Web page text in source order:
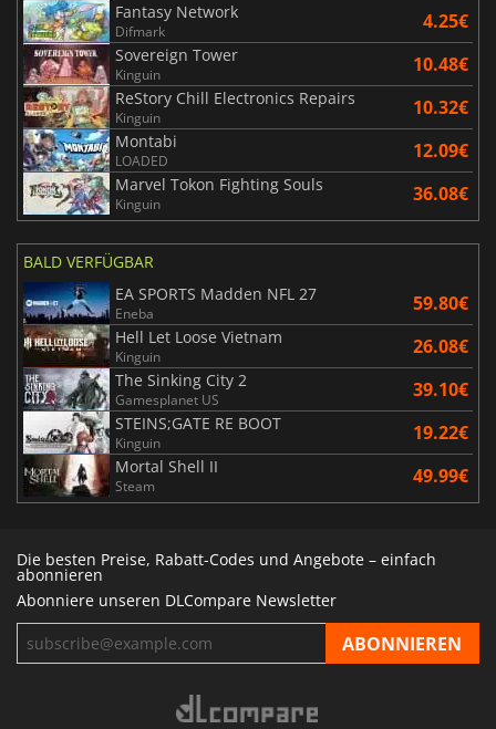
Fantasy Network
Difmark 4.25€
Sovereign Tower
Kinguin 10.48€
ReStory Chill Electronics Repairs
Kinguin 10.32€
Montabi
LOADED 12.09€
Marvel Tokon Fighting Souls
Kinguin 36.08€
BALD VERFÜGBAR
EA SPORTS Madden NFL 27
Eneba 59.80€
Hell Let Loose Vietnam
Kinguin 26.08€
The Sinking City 2
Gamesplanet US 39.10€
STEINS;GATE RE BOOT
Kinguin 19.22€
Mortal Shell II
Steam 49.99€
Die besten Preise, Rabatt-Codes und Angebote – einfach
abonnieren
Abonniere unseren DLCompare Newsletter